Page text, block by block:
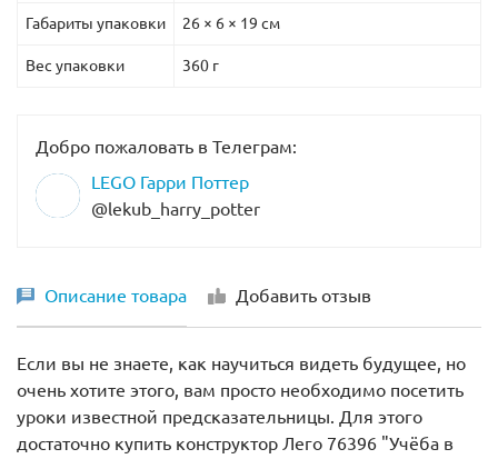
Габариты упаковки 26 × 6 × 19 см
Вес упаковки 360 г
Добро пожаловать в Телеграм:
LEGO Гарри Поттер
@lekub_harry_potter
Описание товара Добавить отзыв
Если вы не знаете, как научиться видеть будущее, но
очень хотите этого, вам просто необходимо посетить
уроки известной предсказательницы. Для этого
достаточно купить конструктор Лего 76396 "Учёба в